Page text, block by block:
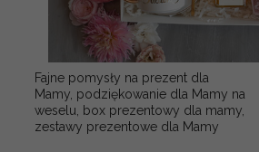
Fajne pomysły na prezent dla
Mamy, podziękowanie dla Mamy na
weselu, box prezentowy dla mamy,
zestawy prezentowe dla Mamy